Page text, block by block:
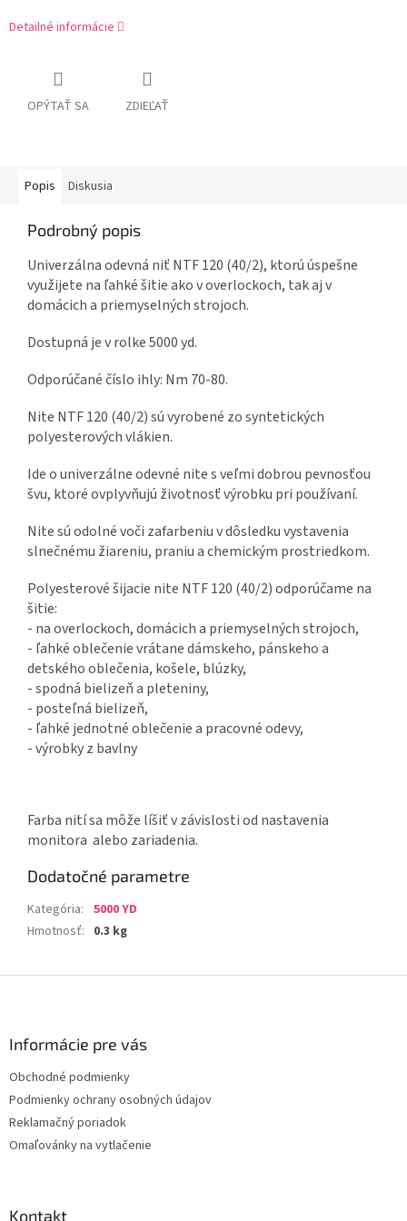
Detailné informácie
OPÝTAŤ SA ZDIEĽAŤ
Popis Diskusia
Podrobný popis
Univerzálna odevná niť NTF 120 (40/2), ktorú úspešne
využijete na ľahké šitie ako v overlockoch, tak aj v
domácich a priemyselných strojoch.
Dostupná je v rolke 5000 yd.
Odporúčané číslo ihly: Nm 70-80.
Nite NTF 120 (40/2) sú vyrobené zo syntetických
polyesterových vlákien.
Ide o univerzálne odevné nite s veľmi dobrou pevnosťou
švu, ktoré ovplyvňujú životnosť výrobku pri používaní.
Nite sú odolné voči zafarbeniu v dôsledku vystavenia
slnečnému žiareniu, praniu a chemickým prostriedkom.
Polyesterové šijacie nite NTF 120 (40/2) odporúčame na
šitie:
- na overlockoch, domácich a priemyselných strojoch,
- ľahké oblečenie vrátane dámskeho, pánskeho a
detského oblečenia, košele, blúzky,
- spodná bielizeň a pleteniny,
- posteľná bielizeň,
- ľahké jednotné oblečenie a pracovné odevy,
- výrobky z bavlny
Farba nití sa môže líšiť v závislosti od nastavenia
monitora alebo zariadenia.
Dodatočné parametre
Kategória: 5000 YD
Hmotnosť: 0.3 kg
Informácie pre vás
Obchodné podmienky
Podmienky ochrany osobných údajov
Reklamačný poriadok
Omaľovánky na vytlačenie
Kontakt